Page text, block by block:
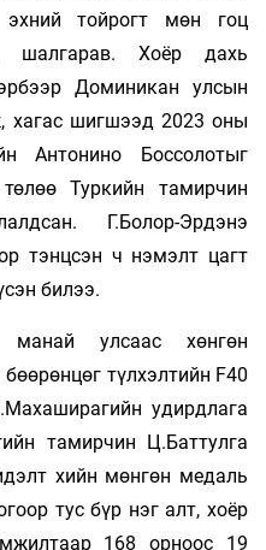
эхний тойрогт мөн гоц
шалгарав. Хоёр дахь
Доминикан улсын
хагас шигшээд 2023 оны
Антонино Боссолотыг
Туркийн тамирчин
Г.Болор-Эрдэнэ
тэнцсэн ч нэмэлт цагт
билээ.
улсаас хөнгөн
түлхэлтийн F40
удирдлага
тамирчин Ц.Баттулга
хийн мөнгөн медаль
тус бүр нэг алт, хоёр
168 орноос 19